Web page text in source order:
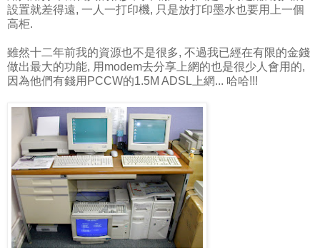
設置就差得遠, 一人一打印機, 只是放打印墨水也要用上一個
高柜.
雖然十二年前我的資源也不是很多, 不過我已經在有限的金錢
做出最大的功能, 用modem去分享上網的也是很少人會用的,
因為他們有錢用PCCW的1.5M ADSL上網... 哈哈!!!